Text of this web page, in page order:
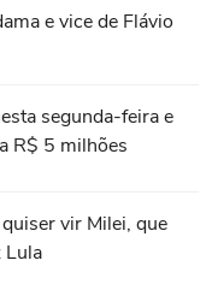
e vice de Flávio
segunda-feira e
R$ 5 milhões
vir Milei, que
Lula